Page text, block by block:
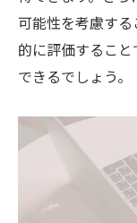
買主を
ト
契約締
可能性を考慮す
的に評価するこ
できるでしょう。